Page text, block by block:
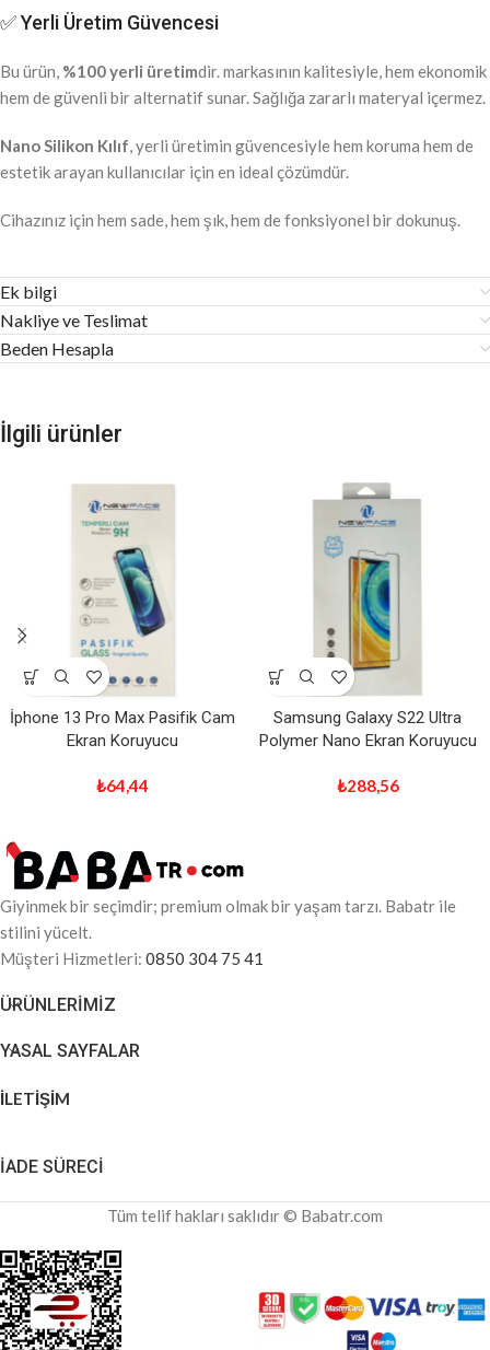
✅ Yerli Üretim Güvencesi
Bu ürün, %100 yerli üretimdir. markasının kalitesiyle, hem ekonomik
hem de güvenli bir alternatif sunar. Sağlığa zararlı materyal içermez.
Nano Silikon Kılıf, yerli üretimin güvencesiyle hem koruma hem de
estetik arayan kullanıcılar için en ideal çözümdür.
Cihazınız için hem sade, hem şık, hem de fonksiyonel bir dokunuş.
Ek bilgi
Nakliye ve Teslimat
Beden Hesapla
İlgili ürünler
İphone 13 Pro Max Pasifik Cam
Ekran Koruyucu
₺64,44
Samsung Galaxy S22 Ultra
Polymer Nano Ekran Koruyucu
₺288,56
Giyinmek bir seçimdir; premium olmak bir yaşam tarzı. Babatr ile
stilini yücelt.
Müşteri Hizmetleri: 0850 304 75 41
ÜRÜNLERIMIZ
YASAL SAYFALAR
İLETİŞİM
İADE SÜRECİ
Tüm telif hakları saklıdır © Babatr.com